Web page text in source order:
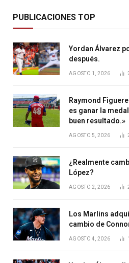
PUBLICACIONES TOP
Yordan Álvarez
después.
AGOSTO 1, 2026
Raymond
es ganar la
buen resultado.»
AGOSTO 5, 2026
¿Realmente
López?
AGOSTO 2, 2026
Los Marlins
cambio de
AGOSTO 4, 2026